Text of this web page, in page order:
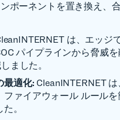
ポーネントを置き換え、
は、エッジ
パイプラインから脅威
ました。
最適化: CleanINTERNET
ファイアウォール ルール
。